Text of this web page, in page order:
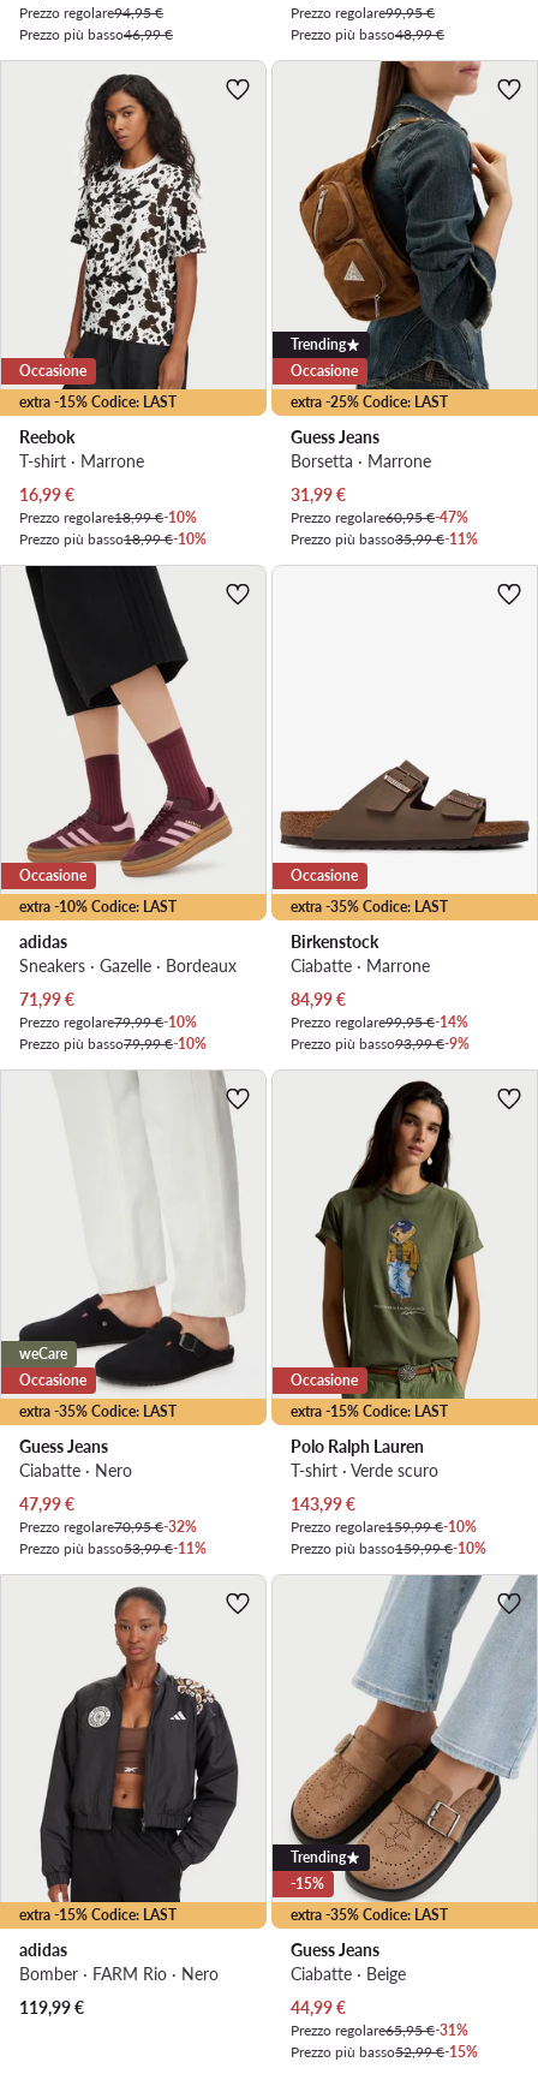
Prezzo regolare94,95 €
Prezzo più basso46,99 €
Prezzo regolare99,95 €
Prezzo più basso48,99 €
extra -15% Codice: LAST
Occasione
Reebok
T-shirt · Marrone
Prezzo attuale
16,99€
Prezzo regolare18,99 €-10%
Prezzo più basso18,99 €-10%
extra -25% Codice: LAST
Trending
Occasione
Guess Jeans
Borsetta · Marrone
Prezzo attuale
31,99€
Prezzo regolare60,95 €-47%
Prezzo più basso35,99 €-11%
extra -10% Codice: LAST
Occasione
adidas
Sneakers · Gazelle · Bordeaux
Prezzo attuale
71,99€
Prezzo regolare79,99 €-10%
Prezzo più basso79,99 €-10%
extra -35% Codice: LAST
Occasione
Birkenstock
Ciabatte · Marrone
Prezzo attuale
84,99€
Prezzo regolare99,95 €-14%
Prezzo più basso93,99 €-9%
extra -35% Codice: LAST
weCare
Occasione
Guess Jeans
Ciabatte · Nero
Prezzo attuale
47,99€
Prezzo regolare70,95 €-32%
Prezzo più basso53,99 €-11%
extra -15% Codice: LAST
Occasione
Polo Ralph Lauren
T-shirt · Verde scuro
Prezzo attuale
143,99€
Prezzo regolare159,99 €-10%
Prezzo più basso159,99 €-10%
extra -15% Codice: LAST
adidas
Bomber · FARM Rio · Nero
119,99€
extra -35% Codice: LAST
Trending
-15%
Guess Jeans
Ciabatte · Beige
Prezzo attuale
44,99€
Prezzo regolare65,95 €-31%
Prezzo più basso52,99 €-15%